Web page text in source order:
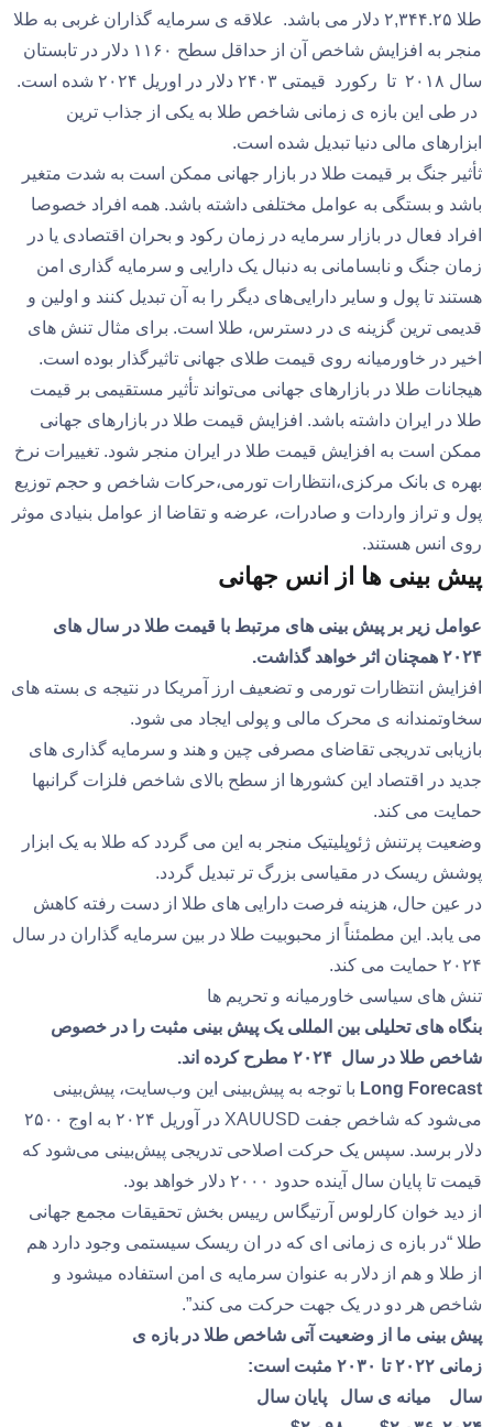
طلا ۲,۳۴۴.۲۵ دلار می باشد. علاقه ی سرمایه گذاران غربی به طلا
منجر به افزایش شاخص آن از حداقل سطح ۱۱۶۰ دلار در تابستان
سال ۲۰۱۸ تا رکورد قیمتی ۲۴۰۳ دلار در اوریل ۲۰۲۴ شده است.
در طی این بازه ی زمانی شاخص طلا به یکی از جذاب ترین
ابزارهای مالی دنیا تبدیل شده است.
ثأثیر جنگ بر قیمت طلا در بازار جهانی ممکن است به شدت متغیر
باشد و بستگی به عوامل مختلفی داشته باشد. همه افراد خصوصا
افراد فعال در بازار سرمایه در زمان رکود و بحران اقتصادی یا در
زمان جنگ و نابسامانی به دنبال یک دارایی و سرمایه گذاری امن
هستند تا پول و سایر دارایی‌های دیگر را به آن تبدیل کنند و اولین و
قدیمی ترین گزینه‌ ی در دسترس، طلا است. برای مثال تنش های
اخیر در خاورمیانه روی قیمت طلای جهانی تاثیرگذار بوده است.
هیجانات طلا در بازارهای جهانی می‌تواند تأثیر مستقیمی بر قیمت
طلا در ایران داشته باشد. افزایش قیمت طلا در بازارهای جهانی
ممکن است به افزایش قیمت طلا در ایران منجر شود. تغییرات نرخ
بهره ی بانک مرکزی،انتظارات تورمی،حرکات شاخص و حجم توزیع
پول و تراز واردات و صادرات، عرضه و تقاضا از عوامل بنیادی موثر
روی انس هستند.
پیش بینی ها از انس جهانی
عوامل زیر بر پیش بینی های مرتبط با قیمت طلا در سال های
۲۰۲۴ همچنان اثر خواهد گذاشت.
افزایش انتظارات تورمی و تضعیف ارز آمریکا در نتیجه ی بسته های
سخاوتمندانه ی محرک مالی و پولی ایجاد می شود.
بازیابی تدریجی تقاضای مصرفی چین و هند و سرمایه گذاری های
جدید در اقتصاد این کشورها از سطح بالای شاخص فلزات گرانبها
حمایت می کند.
وضعیت پرتنش ژئوپلیتیک منجر به این می گردد که طلا به یک ابزار
پوشش ریسک در مقیاسی بزرگ تر تبدیل گردد.
در عین حال، هزینه فرصت دارایی های طلا از دست رفته کاهش
می یابد. این مطمئناً از محبوبیت طلا در بین سرمایه گذاران در سال
۲۰۲۴ حمایت می کند.
تنش های سیاسی خاورمیانه و تحریم ها
بنگاه های تحلیلی بین المللی یک پیش بینی مثبت را در خصوص
شاخص طلا در سال ۲۰۲۴ مطرح کرده اند.
Long Forecast با توجه به پیش‌بینی این وب‌سایت، پیش‌بینی
می‌شود که شاخص جفت XAUUSD در آوریل ۲۰۲۴ به اوج ۲۵۰۰
دلار برسد. سپس یک حرکت اصلاحی تدریجی پیش‌بینی می‌شود که
قیمت تا پایان سال آینده حدود ۲۰۰۰ دلار خواهد بود.
از دید خوان کارلوس آرتیگاس‌ رییس بخش تحقیقات مجمع جهانی
طلا “در بازه ی زمانی ای که در ان ریسک سیستمی وجود دارد هم
از طلا و هم از دلار به عنوان سرمایه ی امن استفاده میشود و
شاخص هر دو در یک جهت حرکت می کند”.
پیش بینی ما از وضعیت آتی شاخص طلا در بازه ی
زمانی ۲۰۲۲تا ۲۰۳۰ مثبت است:
سال میانه ی سال پایان سال